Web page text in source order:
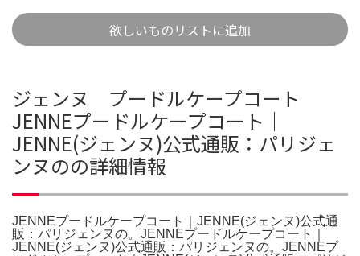
欲しいものリストに追加
ジェンヌ プードルケープコート
JENNEプードルケープコート｜
JENNE(ジェンヌ)公式通販：パリジェ
ンヌのの詳細情報
JENNEプードルケープコート｜JENNE(ジェンヌ)公式通
販：パリジェンヌの。JENNEプードルケープコート｜
JENNE(ジェンヌ)公式通販：パリジェンヌの。JENNEプ